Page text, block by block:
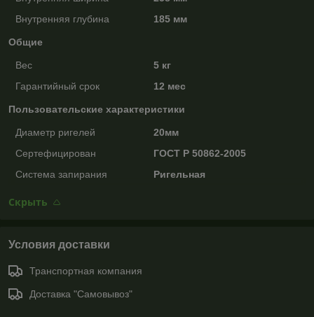
Внутренняя глубина
185 мм
Общие
Вес
5 кг
Гарантийный срок
12 мес
Пользовательские характеристики
Диаметр ригелей
20мм
Сертефицирован
ГОСТ Р 50862-2005
Система запирания
Ригельная
Скрыть
Условия доставки
Транспортная компания
Доставка "Самовывоз"